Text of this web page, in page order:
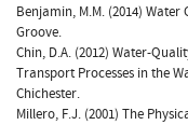
Benjamin, M.M. (2014)
Groove.
Chin, D.A. (2012) Water-
Transport Processes in the
Chichester.
Millero, F.J. (2001) The